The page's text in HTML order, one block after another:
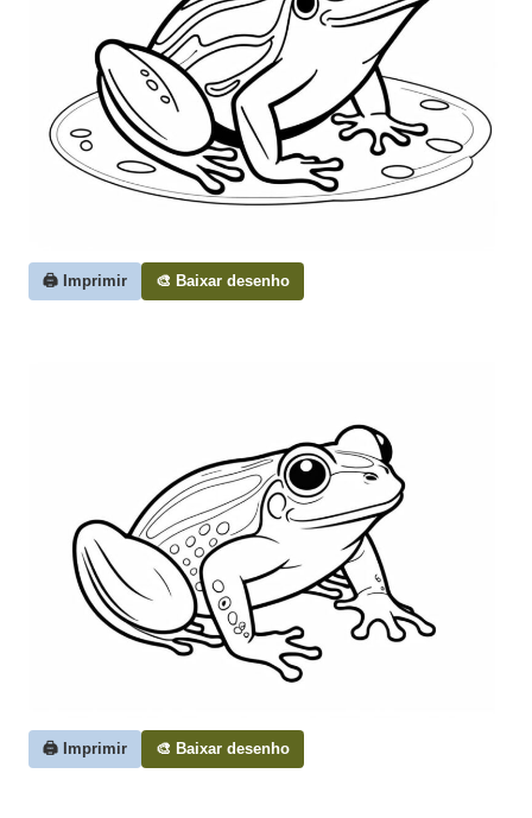
🖨️ Imprimir 🎨 Baixar desenho
🖨️ Imprimir 🎨 Baixar desenho